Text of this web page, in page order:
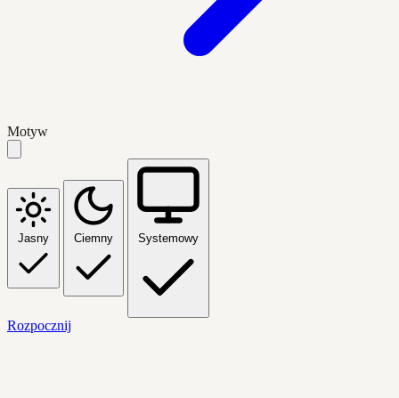
Motyw
Jasny Ciemny Systemowy
Rozpocznij